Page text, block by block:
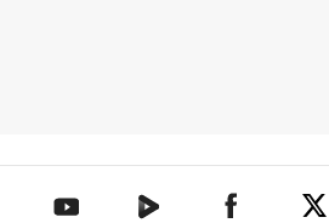
텐아시아 유튜브텐아시아 네이버TV텐아시아 페이
텐